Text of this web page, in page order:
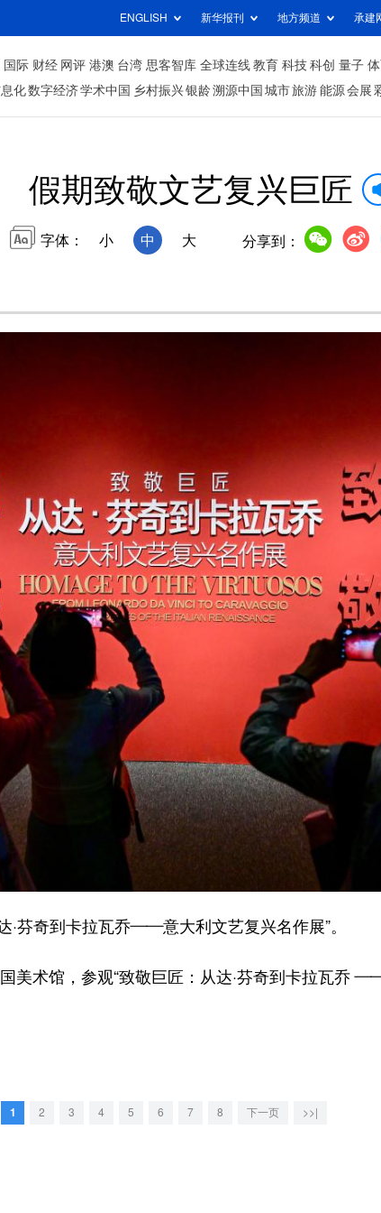
ENGLISH 新华报刊 地方频道 承建
国际 财经 网评 港澳 台湾 思客智库 全球连线 教育 科技 科创 量子
化数字经济学术中国 乡村振兴银龄溯源中国 城市旅游 能源 会展
假期致敬文艺复兴巨匠
字体： 小 中 大 分享到：
芬奇到卡拉瓦乔——意大利文艺复兴名作展”。
术馆，参观“致敬巨匠：从达·芬奇到卡拉瓦乔
1 2 3 4 5 6 7 8 下一页 >>|